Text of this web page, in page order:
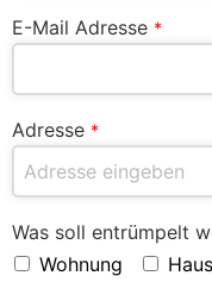
E-Mail Adresse *
Adresse *
Was soll entrümpelt
Wohnung
Haus